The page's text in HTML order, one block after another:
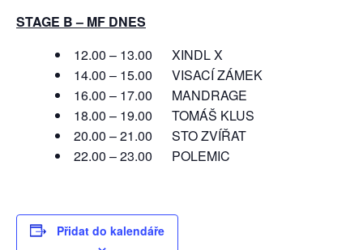
STAGE B – MF DNES
12.00 – 13.00 XINDL X
14.00 – 15.00 VISACÍ ZÁMEK
16.00 – 17.00 MANDRAGE
18.00 – 19.00 TOMÁŠ KLUS
20.00 – 21.00 STO ZVÍŘAT
22.00 – 23.00 POLEMIC
Přidat do kalendáře